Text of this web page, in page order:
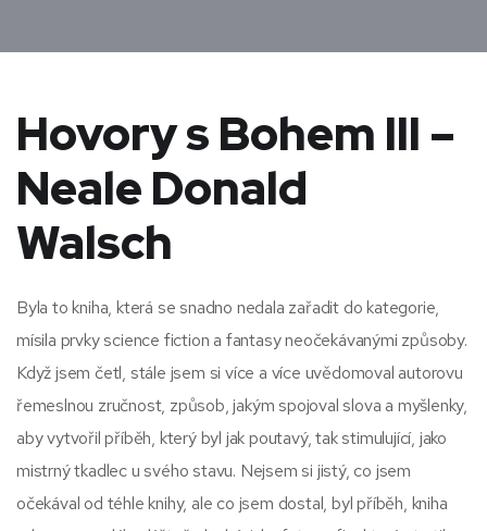
Hovory s Bohem III –
Neale Donald
Walsch
Byla to kniha, která se snadno nedala zařadit do kategorie,
mísila prvky science fiction a fantasy neočekávanými způsoby.
Když jsem četl, stále jsem si více a více uvědomoval autorovu
řemeslnou zručnost, způsob, jakým spojoval slova a myšlenky,
aby vytvořil příběh, který byl jak poutavý, tak stimulující, jako
mistrný tkadlec u svého stavu. Nejsem si jistý, co jsem
očekával od téhle knihy, ale co jsem dostal, byl příběh, kniha